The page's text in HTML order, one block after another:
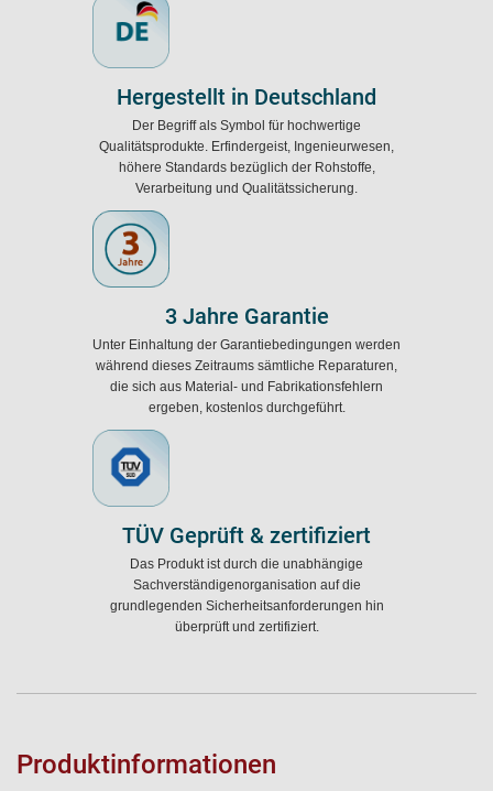
Hergestellt in Deutschland
Der Begriff als Symbol für hochwertige
Qualitätsprodukte. Erfindergeist, Ingenieurwesen,
höhere Standards bezüglich der Rohstoffe,
Verarbeitung und Qualitätssicherung.
3 Jahre Garantie
Unter Einhaltung der Garantiebedingungen werden
während dieses Zeitraums sämtliche Reparaturen,
die sich aus Material- und Fabrikationsfehlern
ergeben, kostenlos durchgeführt.
TÜV Geprüft & zertifiziert
Das Produkt ist durch die unabhängige
Sachverständigenorganisation auf die
grundlegenden Sicherheitsanforderungen hin
überprüft und zertifiziert.
Produktinformationen